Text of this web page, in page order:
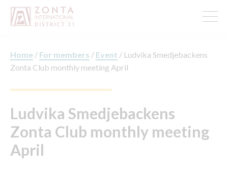
Home / For members / Event / Ludvika Smedjebackens
Zonta Club monthly meeting April
Ludvika Smedjebackens
Zonta Club monthly meeting
April